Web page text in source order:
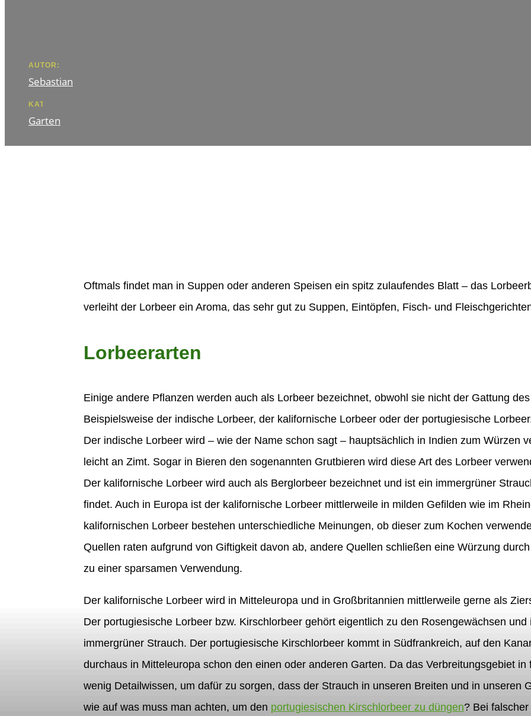
AUTOR:
Sebastian
KATEGORIE
Garten
Oftmals findet man in Suppen oder anderen Speisen ein spitz zulaufendes Blatt – das
verleiht der Lorbeer ein Aroma, das sehr gut zu Suppen, Eintöpfen, Fisch- und
Lorbeerarten
Einige andere Pflanzen werden auch als Lorbeer bezeichnet, obwohl sie nicht der Gattung
Beispielsweise der indische Lorbeer, der kalifornische Lorbeer oder der portugiesische
Der indische Lorbeer wird – wie der Name schon sagt – hauptsächlich in Indien zum Würzen
leicht an Zimt. Sogar in Bieren den sogenannten Grutbieren wird diese Art des Lorbeer
Der kalifornische Lorbeer wird auch als Berglorbeer bezeichnet und ist ein immergrüner
findet. Auch in Europa ist der kalifornische Lorbeer mittlerweile in milden Gefilden wie im
kalifornischen Lorbeer bestehen unterschiedliche Meinungen, ob dieser zum Kochen
Quellen raten aufgrund von Giftigkeit davon ab, andere Quellen schließen eine Würzung
zu einer sparsamen Verwendung.
Der kalifornische Lorbeer wird in Mitteleuropa und in Großbritannien mittlerweile gerne als
Der portugiesische Lorbeer bzw. Kirschlorbeer gehört eigentlich zu den Rosengewächsen
immergrüner Strauch. Der portugiesische Kirschlorbeer kommt in Südfrankreich, auf den
durchaus in Mitteleuropa schon den einen oder anderen Garten. Da das Verbreitungsgebiet
wenig Detailwissen, um dafür zu sorgen, dass der Strauch in unseren Breiten und in unseren
wie auf was muss man achten, um den portugiesischen Kirschlorbeer zu düngen? Bei